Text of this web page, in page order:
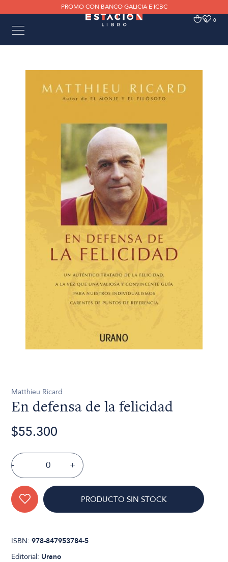
PROMO CON BANCO GALICIA E ICBC
0 0
Matthieu Ricard
En defensa de la felicidad
$55.300
- +
PRODUCTO SIN STOCK
ISBN:978-847953784-5
Editorial: Urano